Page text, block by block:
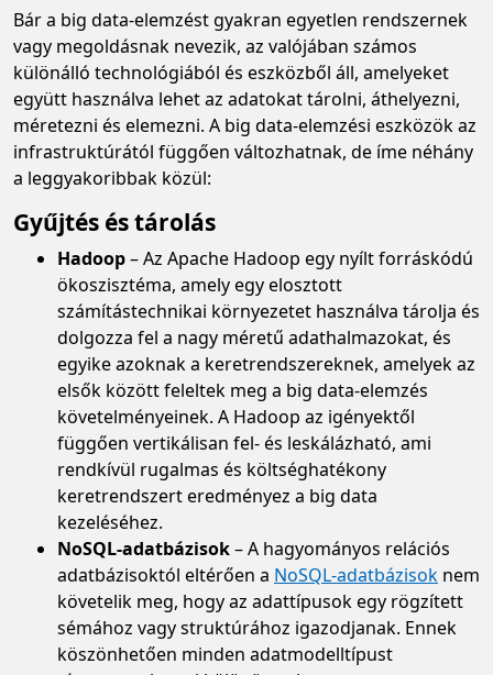
Bár a big data-elemzést gyakran egyetlen rendszernek
vagy megoldásnak nevezik, az valójában számos
különálló technológiából és eszközből áll, amelyeket
együtt használva lehet az adatokat tárolni, áthelyezni,
méretezni és elemezni. A big data-elemzési eszközök az
infrastruktúrától függően változhatnak, de íme néhány
a leggyakoribbak közül:
Gyűjtés és tárolás
Hadoop– Az Apache Hadoop egy nyílt forráskódú
ökoszisztéma, amely egy elosztott
számítástechnikai környezetet használva tárolja és
dolgozza fel a nagy méretű adathalmazokat, és
egyike azoknak a keretrendszereknek, amelyek az
elsők között feleltek meg a big data-elemzés
követelményeinek. A Hadoop az igényektől
függően vertikálisan fel- és leskálázható, ami
rendkívül rugalmas és költséghatékony
keretrendszert eredményez a big data
kezeléséhez.
NoSQL-adatbázisok– A hagyományos relációs
adatbázisoktól eltérően a NoSQL-adatbázisok nem
követelik meg, hogy az adattípusok egy rögzített
sémához vagy struktúrához igazodjanak. Ennek
köszönhetően minden adatmodelltípust